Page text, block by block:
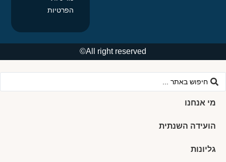
הפרטיות
All right reserved©
מי אנחנו
הועידה השנתית
גליונות